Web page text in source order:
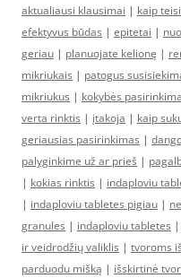
aktualiausi klausimai | kaip
efektyvus būdas | epitetai |
geriau | planuojate kelionę |
mikriukais | patogus
mikriukus | kokybės
verta rinktis | įtakoja | kaip
geriausias pasirinkimas |
palyginkime už ar prieš |
| kokias rinktis | indaploviu
| indaploviu tabletes pigiau |
granules | indaploviu tabletes |
ir veidrodžių valiklis | tvoroms
parduodu mišką | išskirtinė